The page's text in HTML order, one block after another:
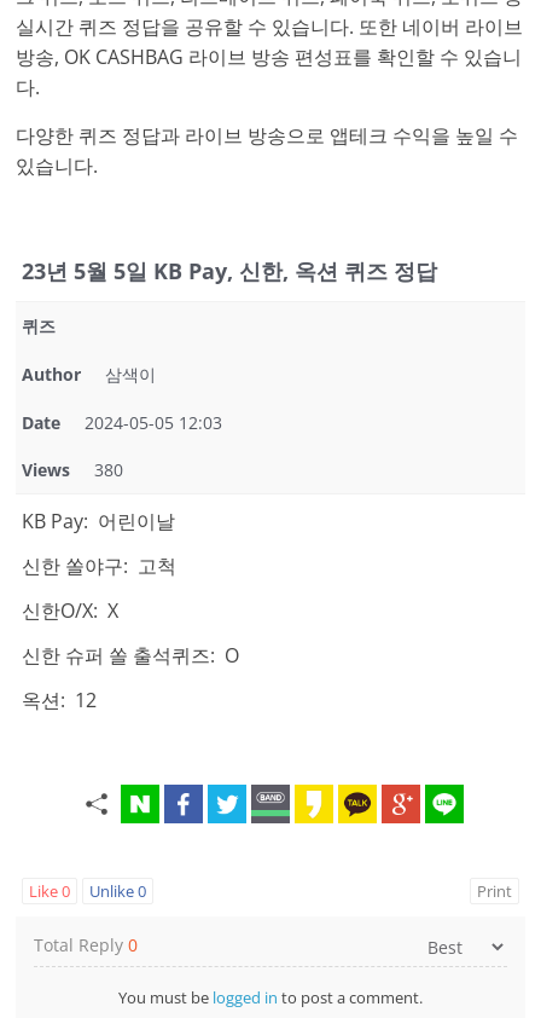
실시간 퀴즈 정답을 공유할 수 있습니다. 또한 네이버 라이브
방송, OK CASHBAG 라이브 방송 편성표를 확인할 수 있습니
다.
다양한 퀴즈 정답과 라이브 방송으로 앱테크 수익을 높일 수
있습니다.
23년 5월 5일 KB Pay, 신한, 옥션 퀴즈 정답
퀴즈
Author 삼색이
Date 2024-05-05 12:03
Views 380
KB Pay: 어린이날
신한 쏠야구: 고척
신한O/X: X
신한 슈퍼 쏠 출석퀴즈: O
옥션: 12
Like0 Unlike0 Print
Total Reply0
You must be logged in to post a comment.